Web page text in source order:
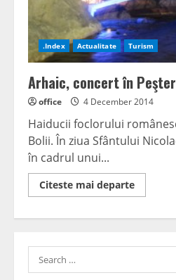
.Index Actualitate Turism
Arhaic, concert în
office 4 December 2014
Haiducii foclorului
Bolii. În ziua Sfântului
în cadrul unui...
Citeste mai departeRead
more
Peştera
Search
for: